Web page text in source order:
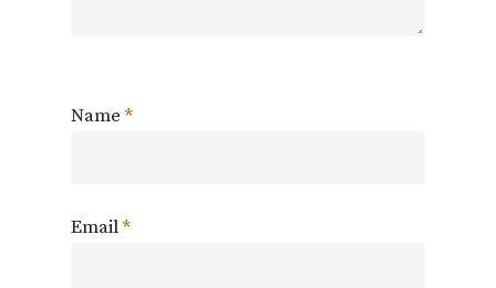
Name*
Email*